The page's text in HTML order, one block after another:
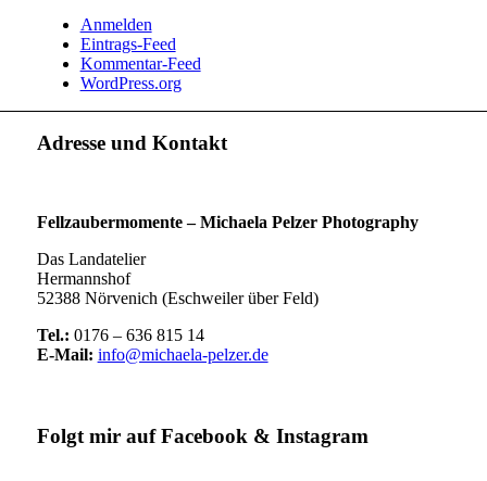
Anmelden
Eintrags-Feed
Kommentar-Feed
WordPress.org
Adresse und Kontakt
Fellzaubermomente –Michaela Pelzer Photography
Das Landatelier
Hermannshof
52388 Nörvenich (Eschweiler über Feld)
Tel.: 0176 – 636 815 14
E-Mail: info@michaela-pelzer.de
Folgt mir auf Facebook & Instagram